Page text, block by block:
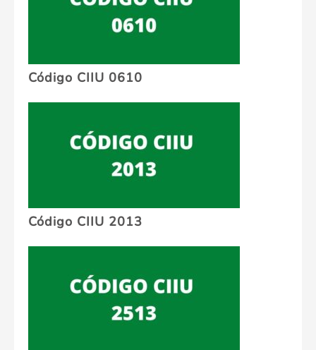
Código CIIU 0610
Código CIIU 2013